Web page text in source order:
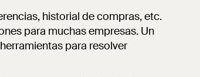
historial de compras, etc.
para muchas empresas. Un
para resolver